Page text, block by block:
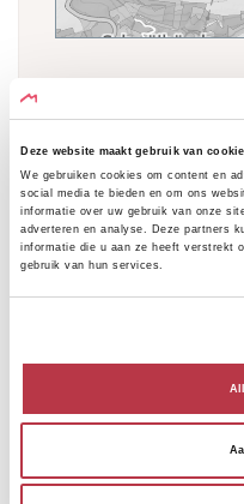
Deze website maakt gebruik van
We gebruiken cookies om content en
social media te bieden en om ons
informatie over uw gebruik van onze
adverteren en analyse. Deze partners
informatie die u aan ze heeft verstrekt
gebruik van hun services.
Δ + 115 m Δ -
335
360
365 Elevation [m]